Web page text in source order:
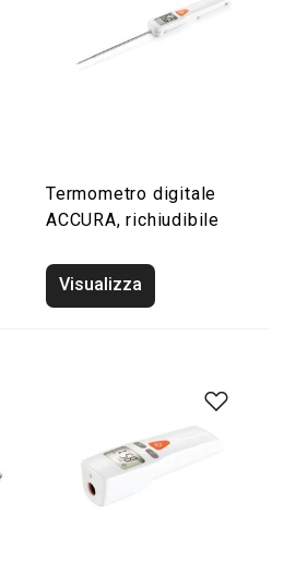
Termometro digitale
ACCURA, richiudibile
Visualizza